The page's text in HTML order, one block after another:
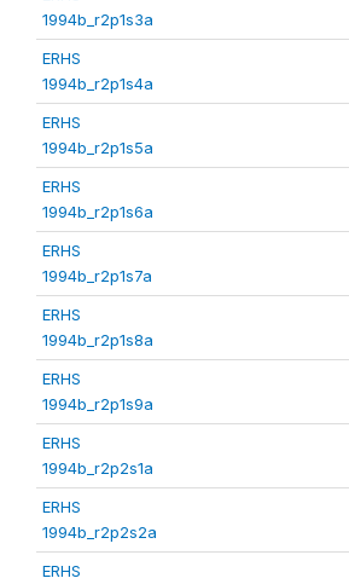
1994b_r2p1s3a
ERHS
1994b_r2p1s4a
ERHS
1994b_r2p1s5a
ERHS
1994b_r2p1s6a
ERHS
1994b_r2p1s7a
ERHS
1994b_r2p1s8a
ERHS
1994b_r2p1s9a
ERHS
1994b_r2p2s1a
ERHS
1994b_r2p2s2a
ERHS